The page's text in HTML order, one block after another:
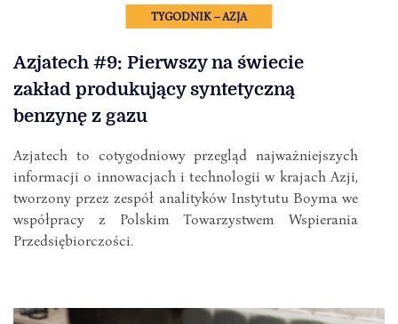
TYGODNIK – AZJA
Azjatech #9: Pierwszy na świecie
zakład produkujący syntetyczną
benzynę z gazu
Azjatech to cotygodniowy przegląd najważniejszych
informacji o innowacjach i technologii w krajach Azji,
tworzony przez zespół analityków Instytutu Boyma we
współpracy z Polskim Towarzystwem Wspierania
Przedsiębiorczości.